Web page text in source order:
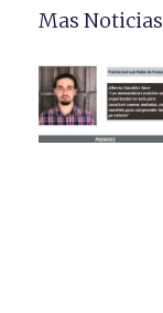
Mas Noticias